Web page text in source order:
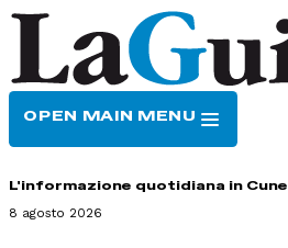
OPEN MAIN MENU
L'informazione quotidiana in
8 agosto 2026